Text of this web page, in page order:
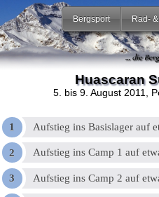
Bergsport Rad-
Huascaran
5. bis 9. August 2011 ,
Aufstieg ins Basislager auf
Aufstieg ins Camp 1 auf
Aufstieg ins Camp 2 auf